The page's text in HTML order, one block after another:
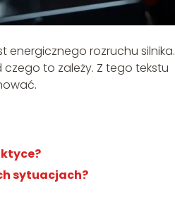
energicznego rozruchu silnika.
czego to zależy. Z tego tekstu
sytuacjach?